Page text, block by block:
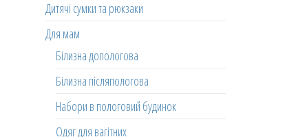
Дитячі сумки та рюкзаки
Для мам
Білизна допологова
Білизна післяпологова
Набори в пологовий будинок
Одяг для вагітних